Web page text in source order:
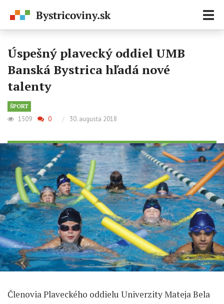
Úspešný plavecký oddiel UMB
Banská Bystrica hľadá nové
talenty
ŠPORT
1509 0 / 30. augusta 2018
Členovia Plaveckého oddielu Univerzity Mateja Bela